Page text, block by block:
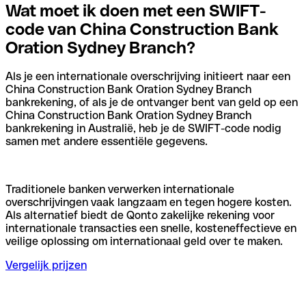
Wat moet ik doen met een SWIFT-
code van China Construction Bank
Oration Sydney Branch?
Als je een internationale overschrijving initieert naar een
China Construction Bank Oration Sydney Branch
bankrekening, of als je de ontvanger bent van geld op een
China Construction Bank Oration Sydney Branch
bankrekening in Australië, heb je de SWIFT-code nodig
samen met andere essentiële gegevens.
Traditionele banken verwerken internationale
overschrijvingen vaak langzaam en tegen hogere kosten.
Als alternatief biedt de Qonto zakelijke rekening voor
internationale transacties een snelle, kosteneffectieve en
veilige oplossing om internationaal geld over te maken.
Vergelijk prijzen